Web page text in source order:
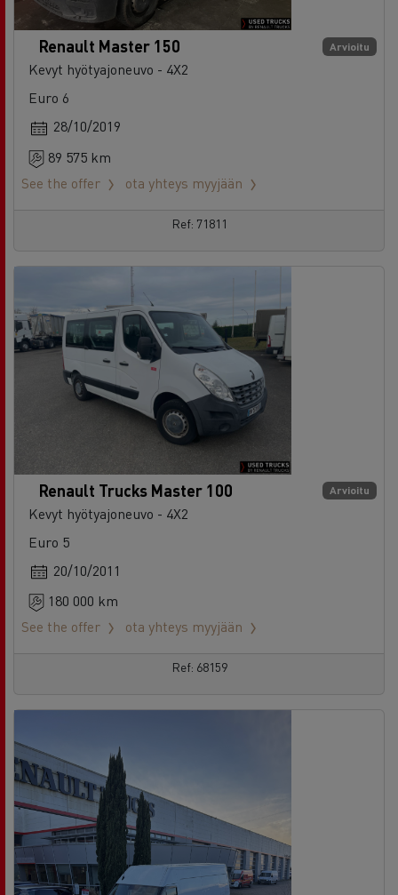
Arvioitu
Renault Master 150
Kevyt hyötyajoneuvo - 4X2
Euro 6
28/10/2019
89 575 km
See the offer
ota yhteys myyjään
Ref: 71811
Arvioitu
Renault Trucks Master 100
Kevyt hyötyajoneuvo - 4X2
Euro 5
20/10/2011
180 000 km
See the offer
ota yhteys myyjään
Ref: 68159